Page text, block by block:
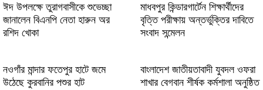
ঈদ উপলক্ষে তুরাগবাসীকে শুভেচ্ছা
জানালেন বিএনপি নেতা হারুন অর
রশিদ খোকা
মাধবপুর কিন্ডারগার্টেন শিক্ষার্থীদের
বৃত্তি পরীক্ষায় অন্তর্ভুক্তির দাবিতে
সংবাদ সন্মেলন
নওগাঁর মান্দার ফতেপুর হাটে জমে
উঠেছে কুরবানির পশুর হাট
বাংলাদেশ জাতীয়তাবাদী যুবদল ওফরা
শাখার বেগবান শীর্ষক কর্মশালা অনুষ্ঠিত